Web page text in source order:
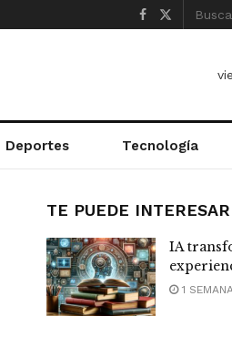
Deportes Tecnología
TE PUEDE INTERESAR
IA
1